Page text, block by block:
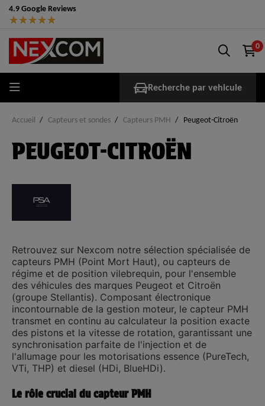
4.9 Google Reviews
★★★★★
0
Recherche par vehicule
Accueil Capteurs et sondes Capteurs PMH Peugeot-Citroën
PEUGEOT-CITROËN
Retrouvez sur Nexcom notre sélection spécialisée de
capteurs PMH (Point Mort Haut), ou capteurs de
régime et de position vilebrequin, pour l'ensemble
des véhicules des marques Peugeot et Citroën
(groupe Stellantis). Composant électronique
incontournable de la gestion moteur, le capteur PMH
transmet en continu au calculateur la position exacte
des pistons et la vitesse de rotation, garantissant une
synchronisation parfaite de l'injection et de
l'allumage pour les motorisations essence (PureTech,
VTi, THP) et diesel (HDi, BlueHDi).
Le rôle crucial du capteur PMH